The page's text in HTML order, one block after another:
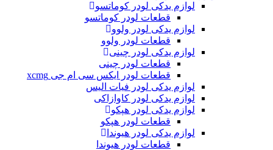
لوازم یدکی لودر کوماتسو
قطعات لودر کوماتسو
لوازم یدکی لودر ولوو
قطعات لودر ولوو
لوازم یدکی لودر چینی
قطعات لودر چینی
قطعات لودر ایکس سی ام جی xcmg
لوازم یدکی لودر فیات الیس
لوازم یدکی لودر کاوازاکی
لوازم یدکی لودر هپکو
قطعات لودر هپکو
لوازم یدکی لودر هیوندا
قطعات لودر هیوندا